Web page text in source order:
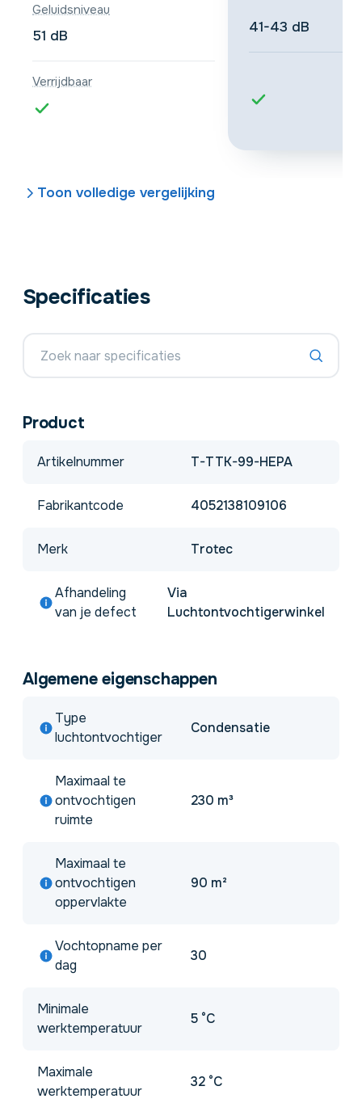
Geluidsniveau
51 dB
Verrijdbaar
41-43 dB
Toon volledige vergelijking
Specificaties
Product
Artikelnummer T-TTK-99-HEPA
Fabrikantcode 4052138109106
Merk Trotec
Afhandeling
van je defect
Via
Luchtontvochtigerwinkel
Algemene eigenschappen
Type
luchtontvochtiger
Condensatie
Maximaal te
ontvochtigen
ruimte
230 m³
Maximaal te
ontvochtigen
oppervlakte
90 m²
Vochtopname per
dag
30
Minimale
werktemperatuur
5 °C
Maximale
werktemperatuur
32 °C